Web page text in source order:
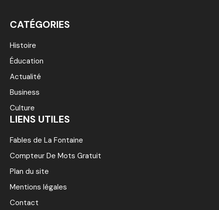
CATÉGORIES
Histoire
Éducation
Actualité
Business
Culture
LIENS UTILES
Fables de La Fontaine
Compteur De Mots Gratuit
Plan du site
Mentions légales
Contact